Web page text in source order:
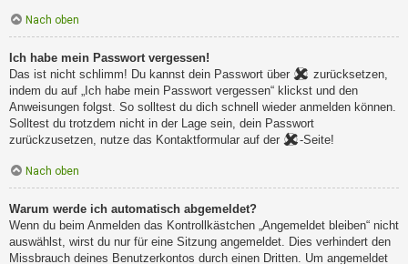
Nach oben
Ich habe mein Passwort vergessen!
Das ist nicht schlimm! Du kannst dein Passwort über
zurücksetzen,
indem du auf „Ich habe mein Passwort vergessen“ klickst und den
Anweisungen folgst. So solltest du dich schnell wieder anmelden können.
Solltest du trotzdem nicht in der Lage sein, dein Passwort
zurückzusetzen, nutze das Kontaktformular auf der
-Seite!
Nach oben
Warum werde ich automatisch abgemeldet?
Wenn du beim Anmelden das Kontrollkästchen „Angemeldet bleiben“ nicht
auswählst, wirst du nur für eine Sitzung angemeldet. Dies verhindert den
Missbrauch deines Benutzerkontos durch einen Dritten. Um angemeldet